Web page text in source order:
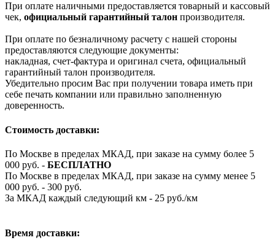
При оплате наличными предоставляется товарный и кассовый
чек, официальный гарантийный талон производителя.
При оплате по безналичному расчету с нашей стороны
предоставляются следующие документы:
накладная, счет-фактура и оригинал счета, официальный
гарантийный талон производителя.
Убедительно просим Вас при получении товара иметь при
себе печать компании или правильно заполненную
доверенность.
Стоимость доставки:
По Москве в пределах МКАД, при заказе на сумму более 5
000 руб. - БЕСПЛАТНО
По Москве в пределах МКАД, при заказе на сумму менее 5
000 руб. - 300 руб.
За МКАД каждый следующий км - 25 руб./км
Время доставки: